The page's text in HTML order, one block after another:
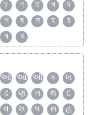
ঢ ণ ত থ
দ
শ ষ স হ
য়
ৰ ৱ
ઑ ઓ ઔ ક
ખ
ઢ ણ ત થ
દ
વ શ ષ સ
હ